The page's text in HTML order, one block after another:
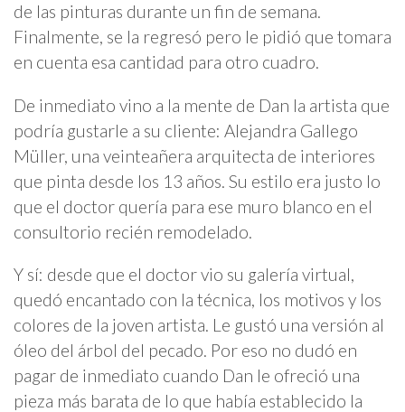
de las pinturas durante un fin de semana.
Finalmente, se la regresó pero le pidió que tomara
en cuenta esa cantidad para otro cuadro.
De inmediato vino a la mente de Dan la artista que
podría gustarle a su cliente: Alejandra Gallego
Müller, una veinteañera arquitecta de interiores
que pinta desde los 13 años. Su estilo era justo lo
que el doctor quería para ese muro blanco en el
consultorio recién remodelado.
Y sí: desde que el doctor vio su galería virtual,
quedó encantado con la técnica, los motivos y los
colores de la joven artista. Le gustó una versión al
óleo del árbol del pecado. Por eso no dudó en
pagar de inmediato cuando Dan le ofreció una
pieza más barata de lo que había establecido la